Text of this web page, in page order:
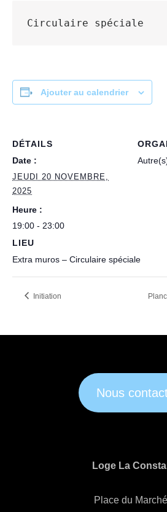
Circulaire spéciale
Ajouter au calendrier
DÉTAILS
Date :
JEUDI 20 NOVEMBRE,
2025
Heure :
19:00 - 23:00
LIEU
Extra muros – Circulaire spéciale
Initiation
Nous
Loge La
Place du